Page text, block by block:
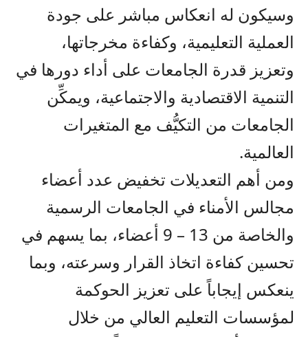
وسيكون له انعكاس مباشر على جودة
العملية التعليمية، وكفاءة مخرجاتها،
وتعزيز قدرة الجامعات على أداء دورها في
التنمية الاقتصادية والاجتماعية، ويمكِّن
الجامعات من التكيُّف مع المتغيرات
العالمية.
ومن أهم التعديلات تخفيض عدد أعضاء
مجالس الأمناء في الجامعات الرسمية
والخاصة من 13 – 9 أعضاء، بما يسهم في
تحسين كفاءة اتخاذ القرار وسرعته، وبما
ينعكس إيجاباً على تعزيز الحوكمة
لمؤسسات التعليم العالي من خلال